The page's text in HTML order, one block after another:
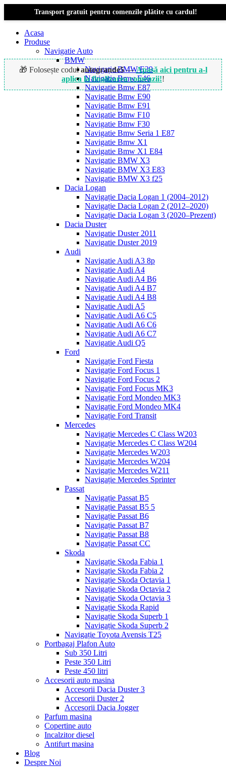
Transport gratuit pentru comenzile plătite cu cardul!
Acasa
Produse
Navigatie Auto
BMW
Navigație BMW E39
Navigatie Bmw E46
Navigatie Bmw E87
Navigatie Bmw E90
Navigatie Bmw E91
Navigatie Bmw F10
Navigatie Bmw F30
Navigatie Bmw Seria 1 E87
Navigatie Bmw X1
Navigatie Bmw X1 E84
Navigatie BMW X3
Navigatie BMW X3 E83
Navigatie BMW X3 f25
Dacia Logan
Navigație Dacia Logan 1 (2004–2012)
Navigație Dacia Logan 2 (2012–2020)
Navigație Dacia Logan 3 (2020–Prezent)
Dacia Duster
Navigatie Duster 2011
Navigatie Duster 2019
Audi
Navigatie Audi A3 8p
Navigatie Audi A4
Navigatie Audi A4 B6
Navigatie Audi A4 B7
Navigatie Audi A4 B8
Navigatie Audi A5
Navigatie Audi A6 C5
Navigatie Audi A6 C6
Navigatie Audi A6 C7
Navigatie Audi Q5
Ford
Navigație Ford Fiesta
Navigație Ford Focus 1
Navigație Ford Focus 2
Navigație Ford Focus MK3
Navigație Ford Mondeo MK3
Navigație Ford Mondeo MK4
Navigație Ford Transit
Mercedes
Navigație Mercedes C Class W203
Navigație Mercedes C Class W204
Navigație Mercedes W203
Navigație Mercedes W204
Navigație Mercedes W211
Navigație Mercedes Sprinter
Passat
Navigație Passat B5
Navigație Passat B5 5
Navigație Passat B6
Navigație Passat B7
Navigație Passat B8
Navigație Passat CC
Skoda
Navigație Skoda Fabia 1
Navigație Skoda Fabia 2
Navigație Skoda Octavia 1
Navigație Skoda Octavia 2
Navigație Skoda Octavia 3
Navigație Skoda Rapid
Navigație Skoda Superb 1
Navigație Skoda Superb 2
Navigație Toyota Avensis T25
Portbagaj Plafon Auto
Sub 350 Litri
Peste 350 Litri
Peste 450 litri
Accesorii auto masina
Accesorii Dacia Duster 3
Accesorii Duster 2
Accesorii Dacia Jogger
Parfum masina
Copertine auto
Incalzitor diesel
Antifurt masina
Blog
Despre Noi
🎁 Folosește codulautogrande5—Apasă aici pentru a-l
aplica la finalizarea comenzii!!